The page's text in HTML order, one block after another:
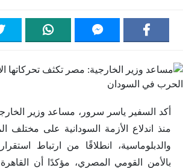
أكد السفير ياسر سرور، مساعد وزير
منذ اندلاع الأزمة السودانية على مختلف
والدبلوماسية، انطلاقًا من ارتباط
بالأمن القومي المصري، مؤكدًا أن القاهرة